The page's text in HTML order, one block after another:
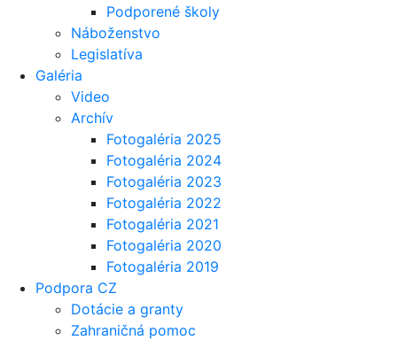
Podporené školy
Náboženstvo
Legislatíva
Galéria
Video
Archív
Fotogaléria 2025
Fotogaléria 2024
Fotogaléria 2023
Fotogaléria 2022
Fotogaléria 2021
Fotogaléria 2020
Fotogaléria 2019
Podpora CZ
Dotácie a granty
Zahraničná pomoc